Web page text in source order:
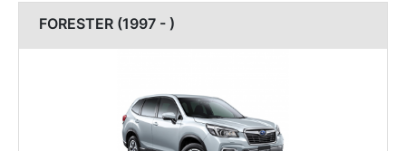
FORESTER (1997 - )